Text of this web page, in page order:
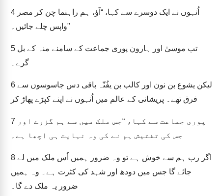
4
واپس چلے جائیں۔"
5
گرے۔
6
فرق تھے۔ پریشانی کے عالم میں اُنہوں نے اپنے کپڑے پھاڑ کر
7
جس کی تفتیش ہم نے کی وہ نہایت ہی اچھا ہے۔
8
جائے گا جس میں دودھ اور شہد کی کثرت ہے۔ وہ ہمیں
ضرور یہ ملک دے گا۔